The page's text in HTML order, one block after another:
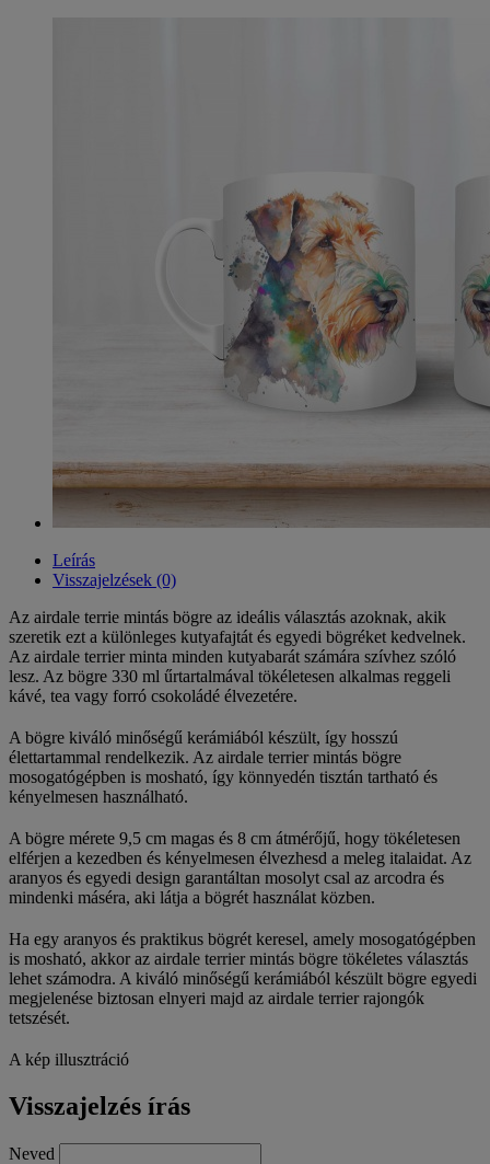
Leírás
Visszajelzések (0)
Az airdale terrie mintás bögre az ideális választás azoknak, akik
szeretik ezt a különleges kutyafajtát és egyedi bögréket kedvelnek.
Az airdale terrier minta minden kutyabarát számára szívhez szóló
lesz. Az bögre 330 ml űrtartalmával tökéletesen alkalmas reggeli
kávé, tea vagy forró csokoládé élvezetére.
A bögre kiváló minőségű kerámiából készült, így hosszú
élettartammal rendelkezik. Az airdale terrier mintás bögre
mosogatógépben is mosható, így könnyedén tisztán tartható és
kényelmesen használható.
A bögre mérete 9,5 cm magas és 8 cm átmérőjű, hogy tökéletesen
elférjen a kezedben és kényelmesen élvezhesd a meleg italaidat. Az
aranyos és egyedi design garantáltan mosolyt csal az arcodra és
mindenki máséra, aki látja a bögrét használat közben.
Ha egy aranyos és praktikus bögrét keresel, amely mosogatógépben
is mosható, akkor az airdale terrier mintás bögre tökéletes választás
lehet számodra. A kiváló minőségű kerámiából készült bögre egyedi
megjelenése biztosan elnyeri majd az airdale terrier rajongók
tetszését.
A kép illusztráció
Visszajelzés írás
Neved